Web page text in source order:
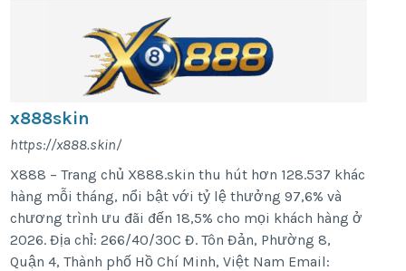
x888skin
https://x888.skin/
X888 – Trang chủ X888.skin thu hút hơn 128.537 khác
hàng mỗi tháng, nổi bật với tỷ lệ thưởng 97,6% và
chương trình ưu đãi đến 18,5% cho mọi khách hàng ở
2026. Địa chỉ: 266/40/30C Đ. Tôn Đản, Phường 8,
Quận 4, Thành phố Hồ Chí Minh, Việt Nam Email: